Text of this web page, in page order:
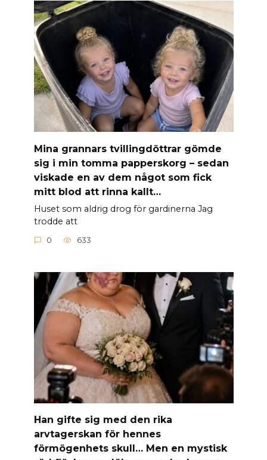
Mina grannars tvillingdöttrar gömde
sig i min tomma papperskorg – sedan
viskade en av dem något som fick
mitt blod att rinna kallt…
Huset som aldrig drog för gardinerna Jag
trodde att
0 633
Han gifte sig med den rika
arvtagerskan för hennes
förmögenhets skull… Men en mystisk